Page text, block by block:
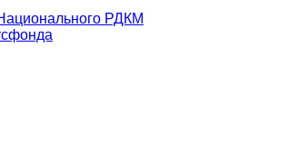
РДКМ